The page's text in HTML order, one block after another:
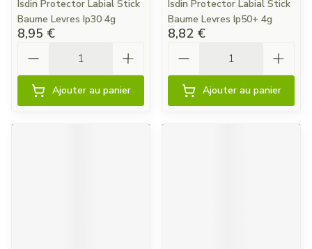
Isdin Protector Labial Stick
Baume Levres Ip30 4g
8,95 €
Ajouter au panier
Isdin Protector Labial Stick
Baume Levres Ip50+ 4g
8,82 €
Ajouter au panier